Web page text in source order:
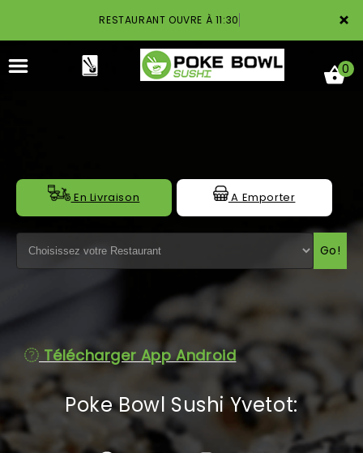
×
RESTAURANT OUVRE À 11:30
ACCUEIL
LA CARTE
MENTIONS LÉGALES
C.G.V
0
En Livraison A Emporter
Go!
Télécharger App Android
Poke Bowl Sushi Yvetot: